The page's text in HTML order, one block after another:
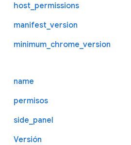
host_permissions
manifest_version
minimum_chrome_version
name
permisos
side_panel
Versión